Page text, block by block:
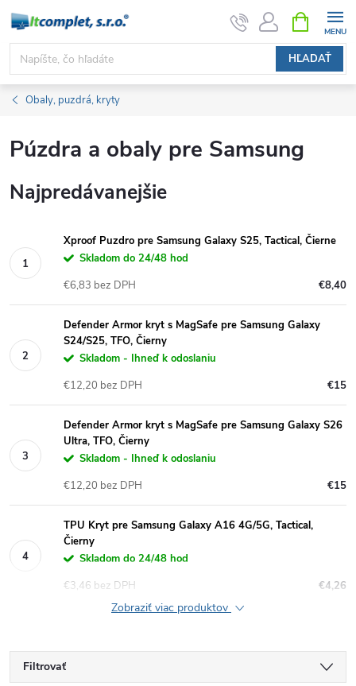
Prejsť
obsah
HĽADAŤ
KOŠÍK
Obaly, puzdrá, kryty
Púzdra a obaly pre Samsung
Najpredávanejšie
Xproof Puzdro pre Samsung Galaxy S25, Tactical, Čierne
Skladom do 24/48 hod
€8,40
€6,83 bez DPH
Defender Armor kryt s MagSafe pre Samsung Galaxy
S24/S25, TFO, Čierny
Skladom - Ihneď k odoslaniu
€15
€12,20 bez DPH
Defender Armor kryt s MagSafe pre Samsung Galaxy S26
Ultra, TFO, Čierny
Skladom - Ihneď k odoslaniu
€15
€12,20 bez DPH
TPU Kryt pre Samsung Galaxy A16 4G/5G, Tactical,
Čierny
Skladom do 24/48 hod
€4,26
€3,46 bez DPH
Zobraziť viac produktov
Filtrovať